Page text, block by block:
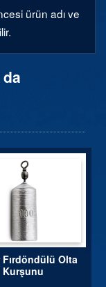
ürün adı ve
Fırdöndülü Olta
Kurşunu